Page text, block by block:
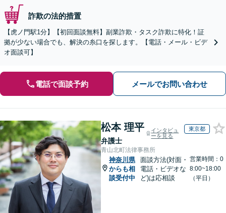
詐欺の法的措置
【虎ノ門駅1分】【初回面談無料】副業詐欺・タスク詐欺に特化！証
拠が少ない場合でも、解決の糸口を探します。【電話・メール・ビデ
オ面談可】
電話で面談予約 メールでお問い合わせ
松本 理平
弁護士
インタビュ
ーを見る
東京都
青山北町法律事務所
神奈川県
からも相
談受付中
面談方法(対面・
電話・ビデオな
ど)は応相談
営業時間：0
8:00~18:00
（平日）